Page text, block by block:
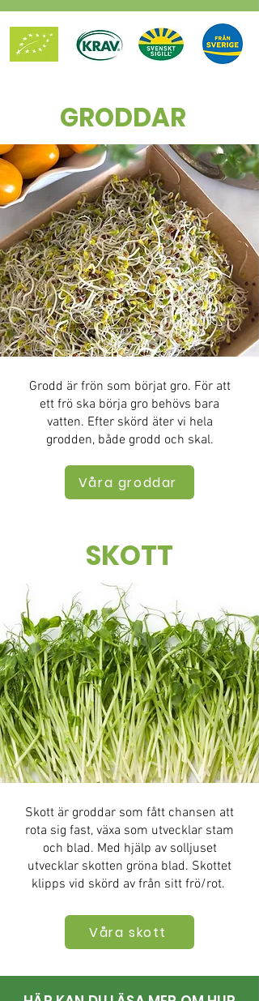
GRODDAR
Grodd är frön som börjat gro. För att
ett frö ska börja gro behövs bara
vatten. Efter skörd äter vi hela
grodden, både grodd och skal.
Våra groddar
SKOTT
Skott är groddar som fått chansen att
rota sig fast, växa som utvecklar stam
och blad. Med hjälp av solljuset
utvecklar skotten gröna blad. Skottet
klipps vid skörd av från sitt frö/rot.
Våra skott